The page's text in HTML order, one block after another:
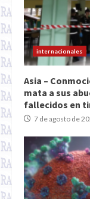
internacionales
Asia –
mata a sus
fallecidos en
7 de agosto de